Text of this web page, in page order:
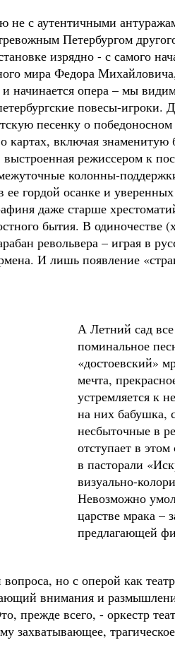
не с аутентичными
Петербургом
изрядно - с самого
мира Федора
опера – мы
повесы-
песенку о
картах, включая
режиссером к
колонны-
гордой осанке и
даже старше
бытия. В одиночестве
револьвера – играя в
И лишь появление
А Летний сад все
поминальное
«достоевский»
мечта,
устремляется к
на них бабушка,
несбыточные в
отступает в
в пасторали
визуально-
Невозможно
царстве мрака –
предлагающей
но с оперой как
внимания и
прежде всего, - оркестр
захватывающее,